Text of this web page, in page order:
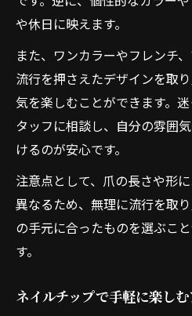
や休日に映えます。
また、ワンカラーやフレンチ
流行を押さえたデザインを取
気を楽しむことができます。
タッフに相談し、自分の雰囲
けるのが安心です。
注意点として、爪の長さや形
異なるため、無理に流行を取
の手元に合ったものを選ぶこ
す。
ネイルチップで手軽に楽し